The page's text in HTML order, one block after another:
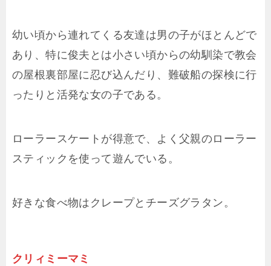
幼い頃から連れてくる友達は男の子がほとんどで
あり、特に俊夫とは小さい頃からの幼馴染で教会
の屋根裏部屋に忍び込んだり、難破船の探検に行
ったりと活発な女の子である。
ローラースケートが得意で、よく父親のローラー
スティックを使って遊んでいる。
好きな食べ物はクレープとチーズグラタン。
クリィミーマミ